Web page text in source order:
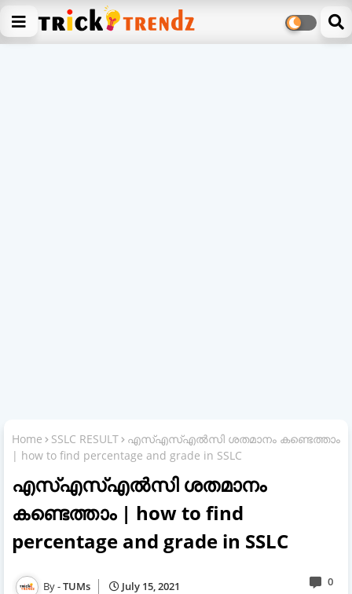
Home SSLC RESULT
എസ്‌എസ്‌എൽ‌സി ശതമാനം കണ്ടെത്താം
| how to find percentage and grade in SSLC
എസ്‌എസ്‌എൽ‌സി ശതമാനം
കണ്ടെത്താം | how to find
percentage and grade in SSLC
TUMs July 15, 2021 0